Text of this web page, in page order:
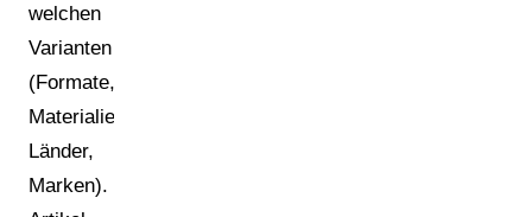
welchen
Varianten
(Formate,
Materialien,
Länder,
Marken).